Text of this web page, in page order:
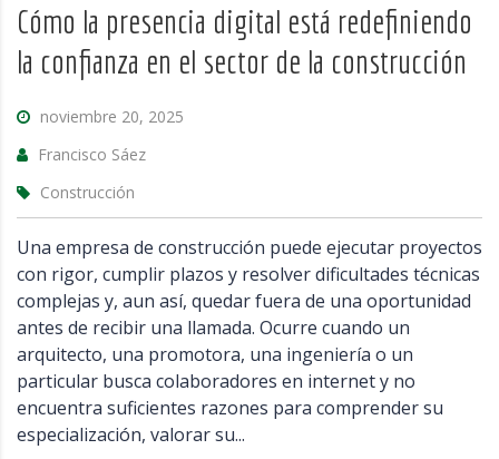
Cómo la presencia digital está redefiniendo
la confianza en el sector de la construcción
noviembre 20, 2025
Francisco Sáez
Construcción
Una empresa de construcción puede ejecutar proyectos
con rigor, cumplir plazos y resolver dificultades técnicas
complejas y, aun así, quedar fuera de una oportunidad
antes de recibir una llamada. Ocurre cuando un
arquitecto, una promotora, una ingeniería o un
particular busca colaboradores en internet y no
encuentra suficientes razones para comprender su
especialización, valorar su...